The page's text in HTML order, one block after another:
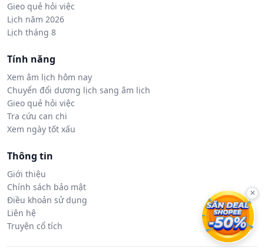
Gieo quẻ hỏi việc
Lịch năm 2026
Lịch tháng 8
Tính năng
Xem âm lịch hôm nay
Chuyển đổi dương lịch sang âm lịch
Gieo quẻ hỏi việc
Tra cứu can chi
Xem ngày tốt xấu
Thông tin
Giới thiệu
Chính sách bảo mật
Điều khoản sử dụng
Liên hệ
Truyện cổ tích
×